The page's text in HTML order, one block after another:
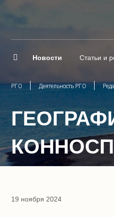
Новости Статьи и
РГО Деятельность РГО
19 ноября 2024